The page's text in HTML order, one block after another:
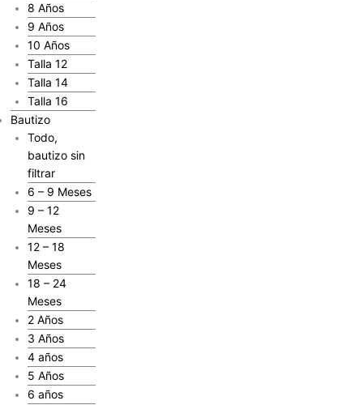
8 Años
9 Años
10 Años
Talla 12
Talla 14
Talla 16
Bautizo
Todo,
bautizo sin
filtrar
6 – 9 Meses
9 – 12
Meses
12 – 18
Meses
18 – 24
Meses
2 Años
3 Años
4 años
5 Años
6 años